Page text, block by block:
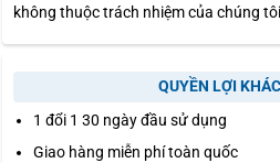
không thuộc trách nhiệm của chúng
QUYỀN LỢI
1 đổi 1 30 ngày đầu sử dụng
Giao hàng miễn phí toàn quốc